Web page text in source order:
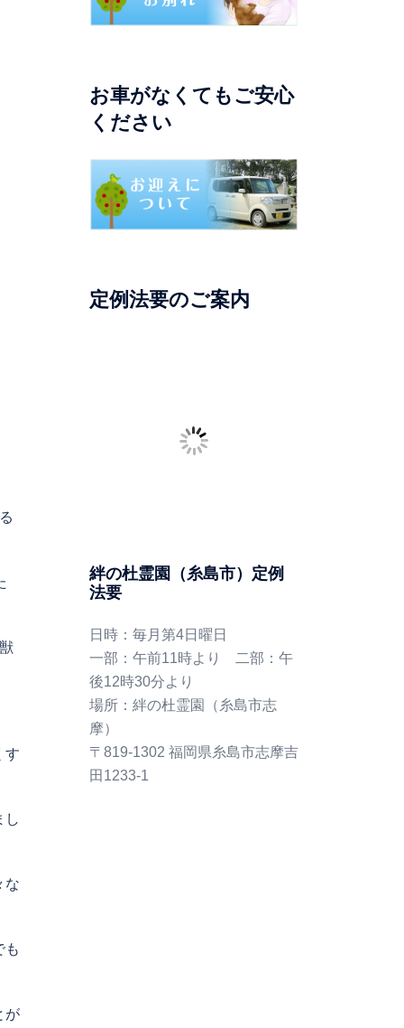
す
し
な
も
が
お車がなくてもご安心
ください
定例法要のご案内
絆の杜霊園（糸島市）定例
後12時30分より
場所：絆の杜霊園（糸島市志
〒819-1302 福岡県糸島市志摩吉
田1233-1